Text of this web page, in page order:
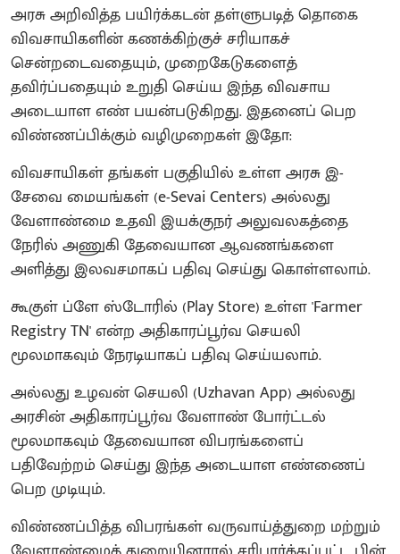
அரசு அறிவித்த பயிர்க்கடன் தள்ளுபடித் தொகை
விவசாயிகளின் கணக்கிற்குச் சரியாகச்
சென்றடைவதையும், முறைகேடுகளைத்
தவிர்ப்பதையும் உறுதி செய்ய இந்த விவசாய
அடையாள எண் பயன்படுகிறது. இதனைப் பெற
விண்ணப்பிக்கும் வழிமுறைகள் இதோ:
விவசாயிகள் தங்கள் பகுதியில் உள்ள அரசு இ-
சேவை மையங்கள் (e-Sevai Centers) அல்லது
வேளாண்மை உதவி இயக்குநர் அலுவலகத்தை
நேரில் அணுகி தேவையான ஆவணங்களை
அளித்து இலவசமாகப் பதிவு செய்து கொள்ளலாம்.
கூகுள் ப்ளே ஸ்டோரில் (Play Store) உள்ள 'Farmer
Registry TN' என்ற அதிகாரப்பூர்வ செயலி
மூலமாகவும் நேரடியாகப் பதிவு செய்யலாம்.
அல்லது உழவன் செயலி (Uzhavan App) அல்லது
அரசின் அதிகாரப்பூர்வ வேளாண் போர்ட்டல்
மூலமாகவும் தேவையான விபரங்களைப்
பதிவேற்றம் செய்து இந்த அடையாள எண்ணைப்
பெற முடியும்.
விண்ணப்பித்த விபரங்கள் வருவாய்த்துறை மற்றும்